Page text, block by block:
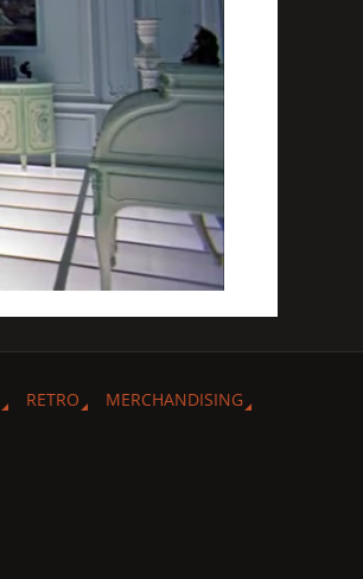
RETRO MERCHANDISING